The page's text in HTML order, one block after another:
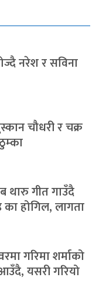
नरेश र सविना
चौधरी र चक्र
थारु गीत गाउँदै
का होगिल, लागता
गरिमा शर्माको
यसरी गरियो